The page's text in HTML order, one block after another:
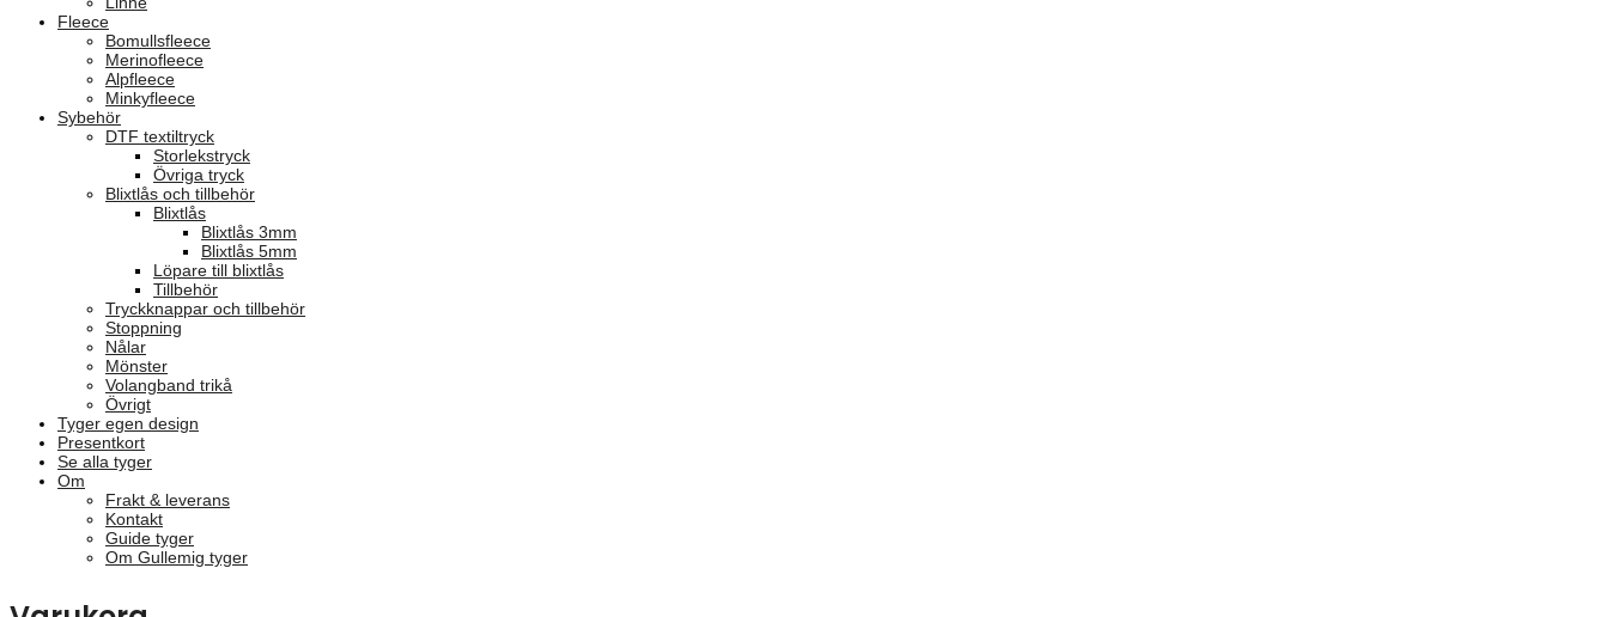
Fleece
Bomullsfleece
Merinofleece
Alpfleece
Minkyfleece
Sybehör
DTF textiltryck
Storlekstryck
Övriga tryck
Blixtlås och tillbehör
Blixtlås
Blixtlås 3mm
Blixtlås 5mm
Löpare till blixtlås
Tillbehör
Tryckknappar och tillbehör
Stoppning
Nålar
Mönster
Volangband trikå
Övrigt
Tyger egen design
Presentkort
Se alla tyger
Om
Frakt & leverans
Kontakt
Guide tyger
Om Gullemig tyger